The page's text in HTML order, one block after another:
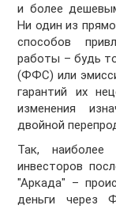
и более
Ни один из
способов
работы – будь
(ФФС) или
гарантий их
изменения
двойной
Так, наиболее
инвесторов
"Аркада" –
деньги через